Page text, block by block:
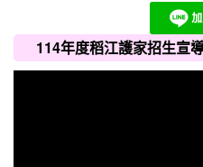
114年度稻江護家招生宣